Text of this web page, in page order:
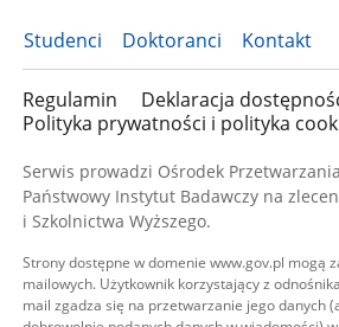
Studenci Doktoranci Kontakt
Regulamin
Deklaracja
Polityka prywatności i polityka
Serwis prowadzi Ośrodek
Państwowy Instytut Badawczy na
i Szkolnictwa Wyższego.
Strony dostępne w domenie www.gov.pl mogą
mailowych. Użytkownik korzystający z
mail zgadza się na przetwarzanie jego danych